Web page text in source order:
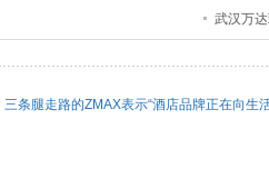
武汉万
三条腿走路的ZMAX表示“酒店品牌正在向生